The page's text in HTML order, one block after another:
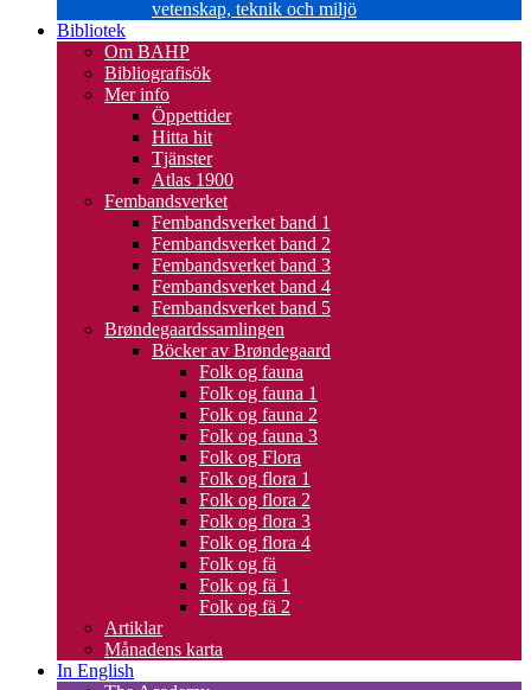
vetenskap, teknik och miljö
Bibliotek
Om BAHP
Bibliografisök
Mer info
Öppettider
Hitta hit
Tjänster
Atlas 1900
Fembandsverket
Fembandsverket band 1
Fembandsverket band 2
Fembandsverket band 3
Fembandsverket band 4
Fembandsverket band 5
Brøndegaardssamlingen
Böcker av Brøndegaard
Folk og fauna
Folk og fauna 1
Folk og fauna 2
Folk og fauna 3
Folk og Flora
Folk og flora 1
Folk og flora 2
Folk og flora 3
Folk og flora 4
Folk og fä
Folk og fä 1
Folk og fä 2
Artiklar
Månadens karta
In English